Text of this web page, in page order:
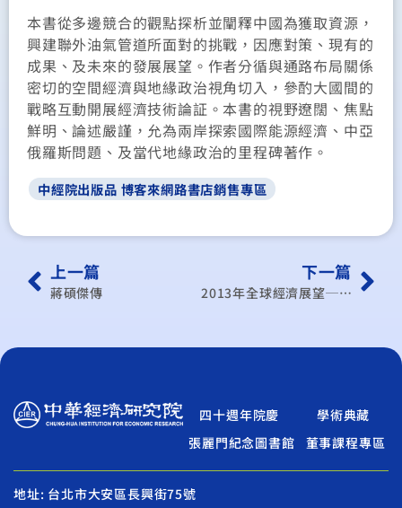
本書從多邊競合的觀點探析並闡釋中國為獲取資源，
興建聯外油氣管道所面對的挑戰，因應對策、現有的
成果、及未來的發展展望。作者分循與通路布局關係
密切的空間經濟與地緣政治視角切入，參酌大國間的
戰略互動開展經濟技術論証。本書的視野遼闊、焦點
鮮明、論述嚴謹，允為兩岸探索國際能源經濟、中亞
俄羅斯問題、及當代地緣政治的里程碑著作。
中經院出版品 博客來網路書店銷售專區
上一篇
蔣碩傑傳
下一篇
2013年全球經濟展望──大債時代下全球經濟何去何從？
四十週年院慶
學術典藏
張麗門紀念圖書館
董事課程專區
地址: 台北市大安區長興街75號